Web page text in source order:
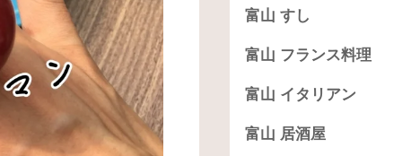
富山 すし
富山 フランス料理
富山 イタリアン
富山 居酒屋